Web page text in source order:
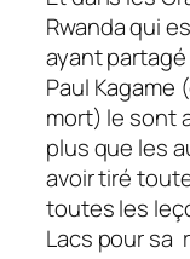
Rwanda qui
ayant
Paul Kagame
mort) le sont
plus que les
avoir tiré
toutes les
Lacs pour sa